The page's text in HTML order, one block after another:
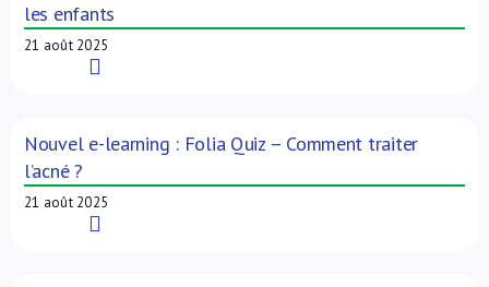
les enfants
21 août 2025
Nouvel e-learning : Folia Quiz – Comment traiter
l’acné ?
21 août 2025